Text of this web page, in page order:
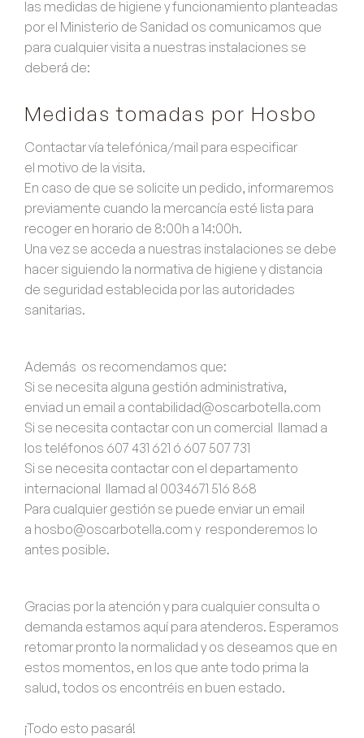
las medidas de higiene y funcionamiento planteadas
por el Ministerio de Sanidad os comunicamos que
para cualquier visita a nuestras instalaciones se
deberá de:
Medidas tomadas por Hosbo
Contactar vía telefónica/mail para especificar
el motivo de la visita.
En caso de que se solicite un pedido, informaremos
previamente cuando la mercancía esté lista para
recoger en horario de 8:00h a 14:00h.
Una vez se acceda a nuestras instalaciones se debe
hacer siguiendo la normativa de higiene y distancia
de seguridad establecida por las autoridades
sanitarias.
Además os recomendamos que:
Si se necesita alguna gestión administrativa,
enviad un email a contabilidad@oscarbotella.com
Si se necesita contactar con un comercial llamad a
los teléfonos 607 431 621 ó 607 507 731
Si se necesita contactar con el departamento
internacional llamad al 0034671 516 868
Para cualquier gestión se puede enviar un email
a hosbo@oscarbotella.com y responderemos lo
antes posible.
Gracias por la atención y para cualquier consulta o
demanda estamos aquí para atenderos. Esperamos
retomar pronto la normalidad y os deseamos que en
estos momentos, en los que ante todo prima la
salud, todos os encontréis en buen estado.
¡Todo esto pasará!